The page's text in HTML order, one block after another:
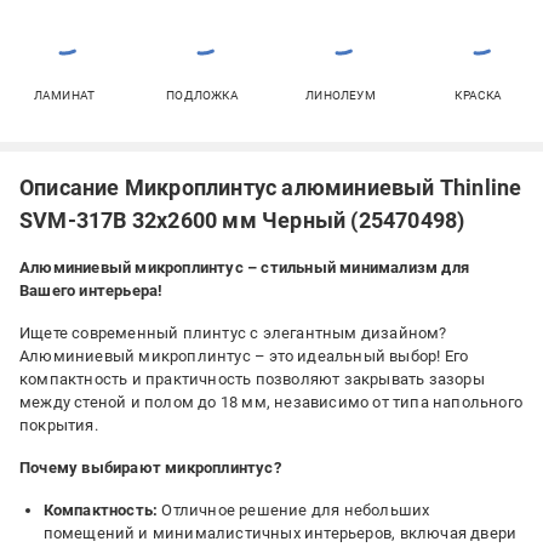
ЛАМИНАТ ПОДЛОЖКА ЛИНОЛЕУМ КРАСКА
Описание Микроплинтус алюминиевый Thinline
SVM-317B 32x2600 мм Черный (25470498)
Алюминиевый микроплинтус – стильный минимализм для
Вашего интерьера!
Ищете современный плинтус с элегантным дизайном?
Алюминиевый микроплинтус – это идеальный выбор! Его
компактность и практичность позволяют закрывать зазоры
между стеной и полом до 18 мм, независимо от типа напольного
покрытия.
Почему выбирают микроплинтус?
Компактность: Отличное решение для небольших
помещений и минималистичных интерьеров, включая двери